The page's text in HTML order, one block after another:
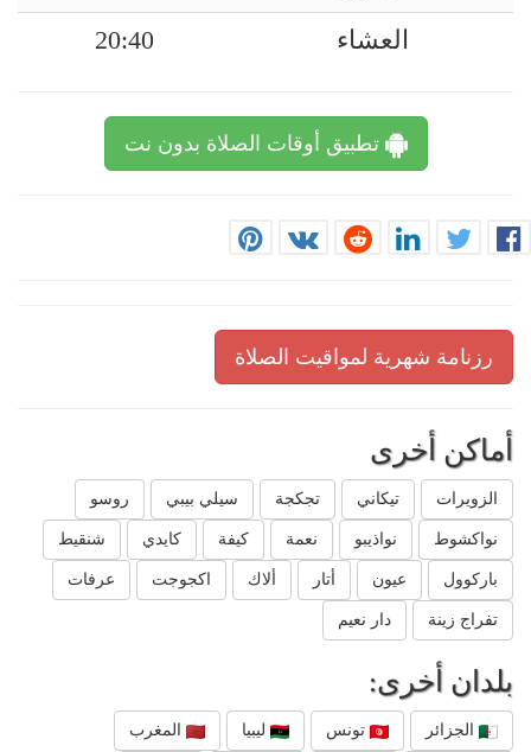
العشاء
20:40
تطبيق أوقات الصلاة بدون نت
رزنامة شهرية لمواقيت الصلاة
أماكن أخرى
الزويرات تيكاني تجكجة سيلي بيبي روسو
نواكشوط نواذيبو نعمة كيفة كايدي شنقيط
باركوول عيون أتار ألاك اكجوجت عرفات
تفراج زينة دار نعيم
بلدان أخرى:
الجزائر تونس ليبيا المغرب